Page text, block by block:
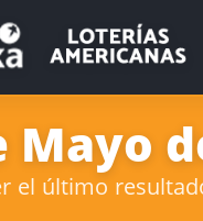
Mayo
el último